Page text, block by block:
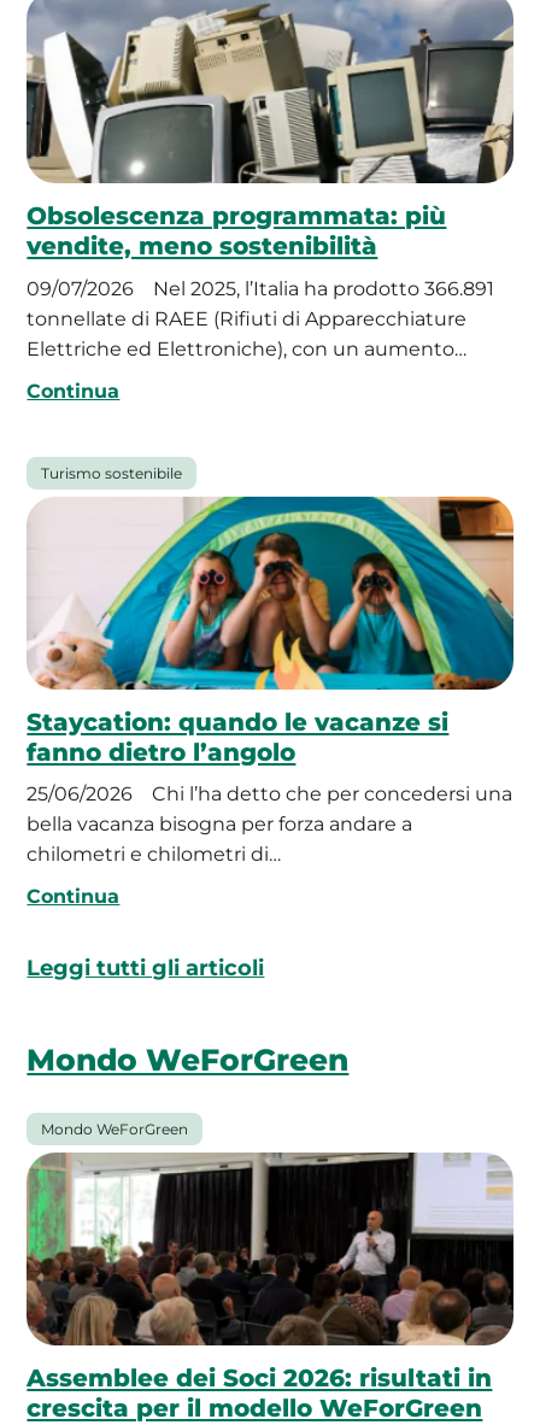
Obsolescenza programmata: più
vendite, meno sostenibilità
09/07/2026
Nel 2025, l’Italia ha prodotto 366.891
tonnellate di RAEE (Rifiuti di Apparecchiature
Elettriche ed Elettroniche), con un aumento…
Continua
Turismo sostenibile
Staycation: quando le vacanze si
fanno dietro l’angolo
25/06/2026
Chi l’ha detto che per concedersi una
bella vacanza bisogna per forza andare a
chilometri e chilometri di…
Continua
Leggi tutti gli articoli
Mondo WeForGreen
Mondo WeForGreen
Assemblee dei Soci 2026: risultati in
crescita per il modello WeForGreen